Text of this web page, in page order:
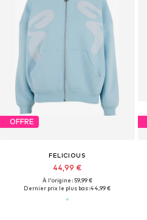
OFFRE
FELICIOUS
44,99 €
À l'origine : 59,99 €
Dernier prix le plus bas :44,99 €